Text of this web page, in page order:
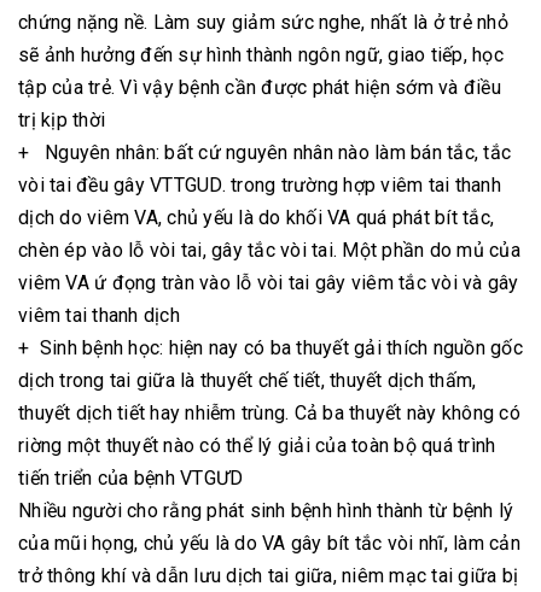
chứng nặng nề. Làm suy giảm sức nghe, nhất là ở trẻ nhỏ
sẽ ảnh hưởng đến sự hình thành ngôn ngữ, giao tiếp, học
tập của trẻ. Vì vậy bệnh cần được phát hiện sớm và điều
trị kịp thời
+ Nguyên nhân: bất cứ nguyên nhân nào làm bán tắc, tắc
vòi tai đều gây VTTGUD. trong trường hợp viêm tai thanh
dịch do viêm VA, chủ yếu là do khối VA quá phát bít tắc,
chèn ép vào lỗ vòi tai, gây tắc vòi tai. Một phần do mủ của
viêm VA ứ đọng tràn vào lỗ vòi tai gây viêm tắc vòi và gây
viêm tai thanh dịch
+ Sinh bệnh học: hiện nay có ba thuyết gải thích nguồn gốc
dịch trong tai giữa là thuyết chế tiết, thuyết dịch thấm,
thuyết dịch tiết hay nhiễm trùng. Cả ba thuyết này không có
riờng một thuyết nào có thể lý giải của toàn bộ quá trình
tiến triển của bệnh VTGƯD
Nhiều người cho rằng phát sinh bệnh hình thành từ bệnh lý
của mũi họng, chủ yếu là do VA gây bít tắc vòi nhĩ, làm cản
trở thông khí và dẫn lưu dịch tai giữa, niêm mạc tai giữa bị